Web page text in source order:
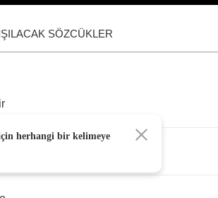
SÖZCÜKLER
herhangi bir kelimeye